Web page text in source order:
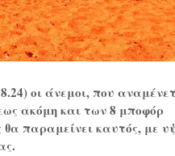
οι άνεμοι, που
ακόμη και των 8 μποφόρ
παραμείνει καυτός, με